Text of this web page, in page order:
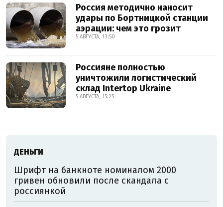
Россия методично наносит
удары по Бортницкой станции
аэрации: чем это грозит
5 АВГУСТА, 13:50
Россияне полностью
уничтожили логистический
склад Intertop Ukraine
5 АВГУСТА, 15:25
ДЕНЬГИ
Шрифт на банкноте номиналом 2000
гривен обновили после скандала с
россиянкой